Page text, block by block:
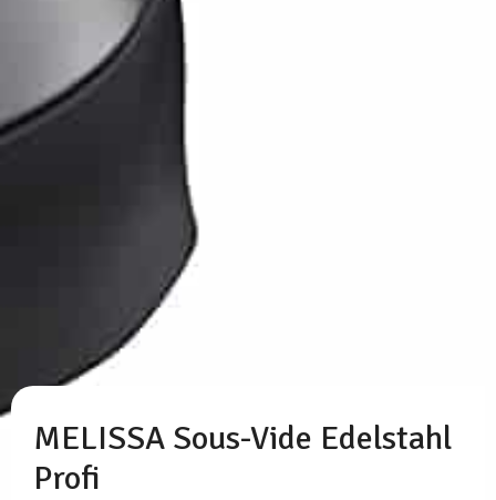
MELISSA Sous-Vide Edelstahl
Profi